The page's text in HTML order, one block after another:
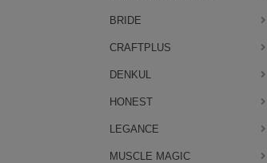
BRIDE
CRAFTPLUS
DENKUL
HONEST
LEGANCE
MUSCLE MAGIC